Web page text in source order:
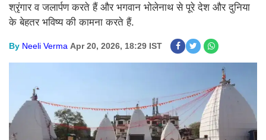
श्रृंगार व जलार्पण करते हैं और भगवान भोलेनाथ से पूरे देश और दुनिया
के बेहतर भविष्य की कामना करते हैं.
By Neeli Verma Apr 20, 2026, 18:29 IST